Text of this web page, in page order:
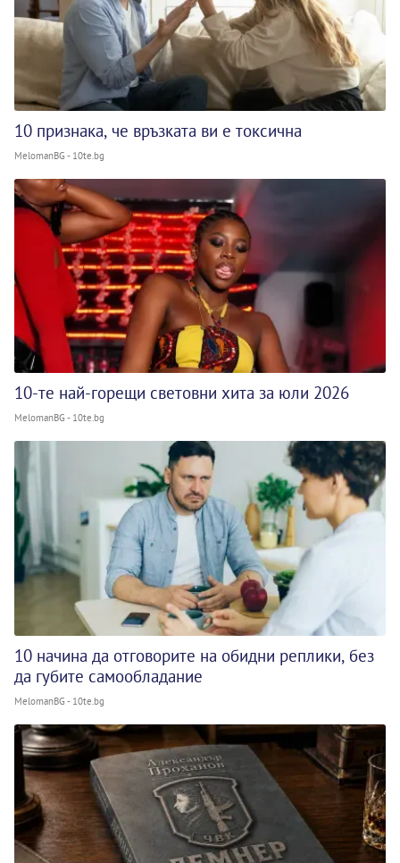
10 признака, че връзката ви е токсична
MelomanBG - 10te.bg
10-те най-горещи световни хита за юли 2026
MelomanBG - 10te.bg
10 начина да отговорите на обидни реплики, без
да губите самообладание
MelomanBG - 10te.bg